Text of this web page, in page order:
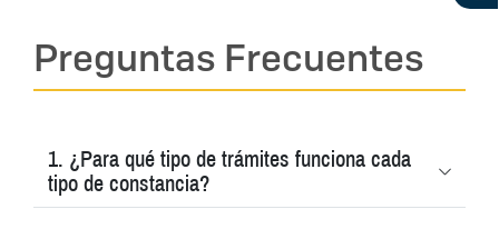
Preguntas Frecuentes
1. ¿Para qué tipo de trámites funciona cada
tipo de constancia?